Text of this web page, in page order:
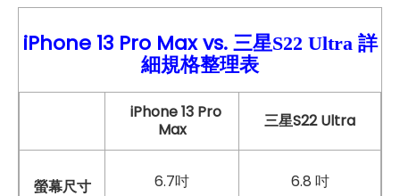
iPhone 13 Pro Max vs. 三星S22 Ultra詳
細規格整理表
iPhone 13 Pro
Max
三星S22 Ultra
螢幕尺寸 6.7吋 6.8 吋